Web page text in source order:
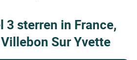
3 sterren in France,
Sur Yvette